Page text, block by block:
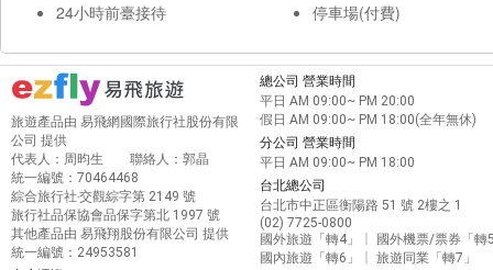
24小時前臺接待
停車場(付費)